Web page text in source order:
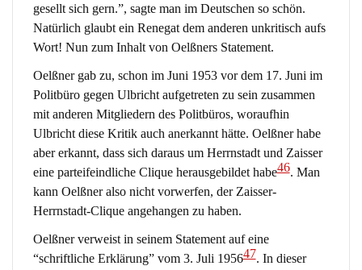
gesellt sich gern.”, sagte man im Deutschen so schön.
Natürlich glaubt ein Renegat dem anderen unkritisch aufs
Wort! Nun zum Inhalt von Oelßners Statement.
Oelßner gab zu, schon im Juni 1953 vor dem 17. Juni im
Politbüro gegen Ulbricht aufgetreten zu sein zusammen
mit anderen Mitgliedern des Politbüros, woraufhin
Ulbricht diese Kritik auch anerkannt hätte. Oelßner habe
aber erkannt, dass sich daraus um Herrnstadt und Zaisser
eine parteifeindliche Clique herausgebildet habe46. Man
kann Oelßner also nicht vorwerfen, der Zaisser-
Herrnstadt-Clique angehangen zu haben.
Oelßner verweist in seinem Statement auf eine
“schriftliche Erklärung” vom 3. Juli 195647. In dieser